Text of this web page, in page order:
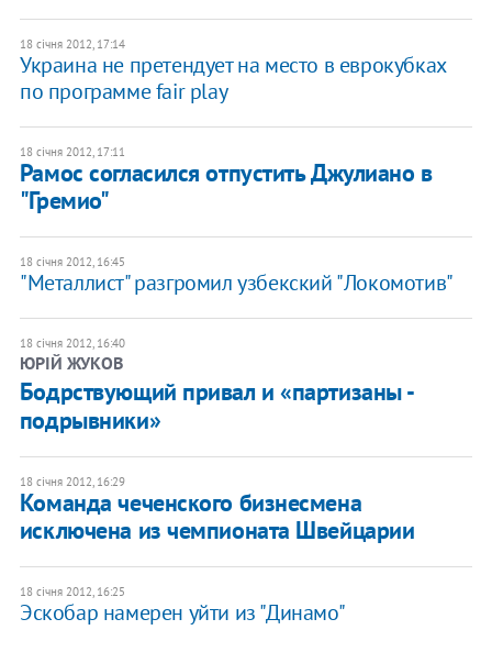
18 січня 2012, 17:14
Украина не претендует на место в еврокубках
по программе fair play
18 січня 2012, 17:11
Рамос согласился отпустить Джулиано в
"Гремио"
18 січня 2012, 16:45
"Металлист" разгромил узбекский "Локомотив"
18 січня 2012, 16:40
ЮРІЙ ЖУКОВ
Бодрствующий привал и «партизаны -
подрывники»
18 січня 2012, 16:29
Команда чеченского бизнесмена
исключена из чемпионата Швейцарии
18 січня 2012, 16:25
Эскобар намерен уйти из "Динамо"